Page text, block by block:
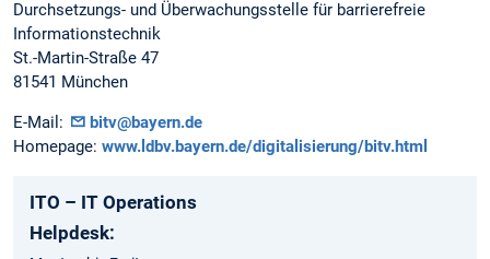
Durchsetzungs- und Überwachungsstelle für barrierefreie
Informationstechnik
St.-Martin-Straße 47
81541 München
E-Mail:
bitv@bayern.de
Homepage: www.ldbv.bayern.de/digitalisierung/bitv.html
ITO – IT Operations
Helpdesk: